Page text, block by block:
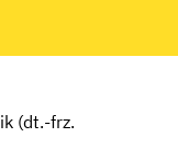
(dt.-frz.